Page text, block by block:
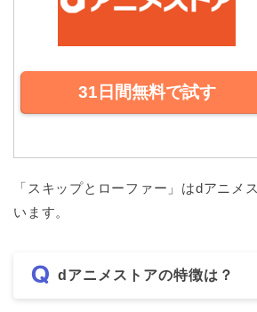
31日間無料で試す
「スキップとローファー」はdアニメ
います。
dアニメストアの特徴は？